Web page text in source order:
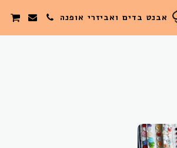
אבנט בדים ואביזרי אופנה